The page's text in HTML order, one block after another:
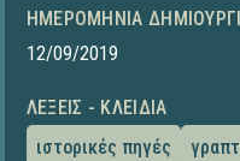
ΗΜΕΡΟΜΗΝΊΑ
12/09/2019
ΛΈΞΕΙΣ - ΚΛΕΙΔΙΆ
ιστορικές πηγές